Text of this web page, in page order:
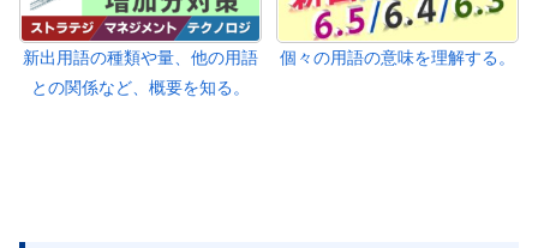
新出用語の種類や量、他の用語
との関係など、概要を知る。
個々の用語の意味を理解する。